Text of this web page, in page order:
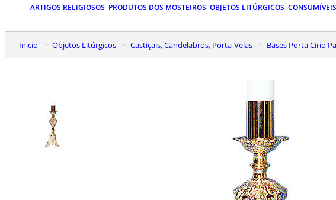
ARTIGOS RELIGIOSOS PRODUTOS DOS MOSTEIROS OBJETOS LITÚRGICOS
Inicio Objetos Litúrgicos Castiçais, Candelabros, Porta-Velas Bases Porta Cirio